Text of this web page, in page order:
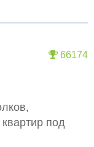
66174
квартир под